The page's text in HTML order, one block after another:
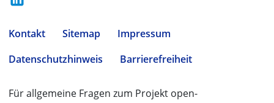
Kontakt Sitemap
Impressum
Datenschutzhinweis
Barrierefreiheit
Für allgemeine Fragen zum Projekt open-